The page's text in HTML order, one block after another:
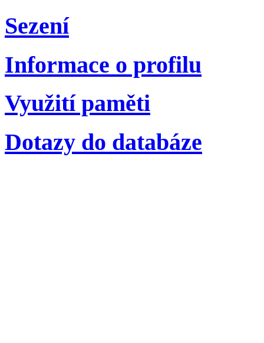
Sezení
Informace o profilu
Využití paměti
Dotazy do databáze